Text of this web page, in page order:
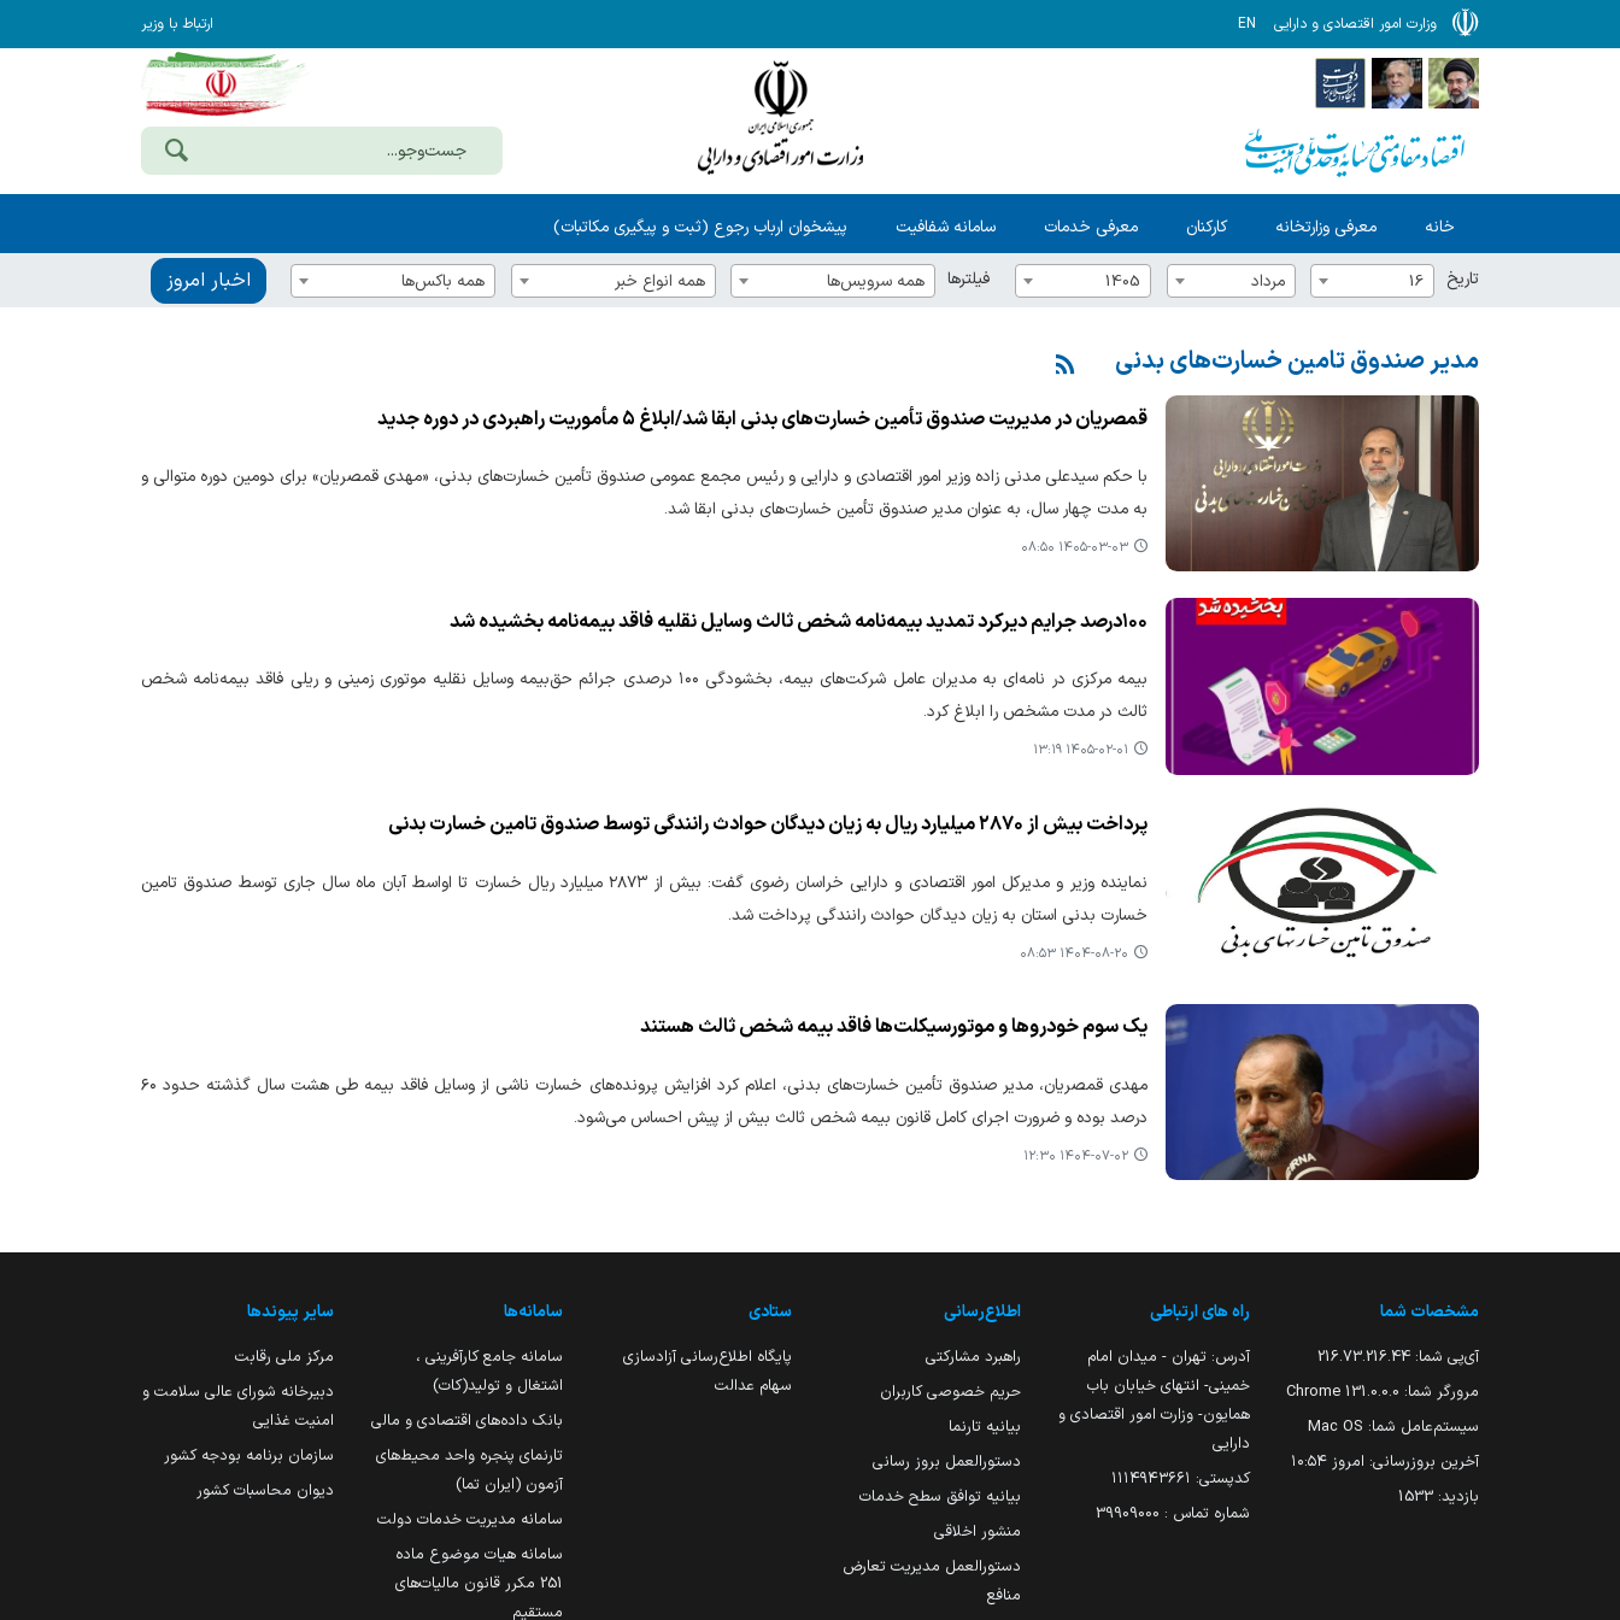
وزارت امور اقتصادی و دارایی EN ارتباط با وزیر
خانه معرفی وزارتخانه کارکنان معرفی خدمات سامانه شفافیت پیشخوان ارباب رجوع (ثبت و پیگیری مکاتبات)
تاریخ 16 مرداد 1405 فیلترها همه سرویس‌ها همه انواع خبر همه باکس‌ها اخبار امروز
مدیر صندوق تامین خسارت‌های بدنی
قمصریان در مدیریت صندوق تأمین خسارت‌های بدنی ابقا شد/ابلاغ ۵ مأموریت راهبردی در دوره جدید
با حکم سیدعلی مدنی زاده وزیر امور اقتصادی و دارایی و رئیس مجمع عمومی صندوق تأمین خسارت‌های بدنی، «مهدی قمصریان» برای دومین دوره متوالی و
به مدت چهار سال، به عنوان مدیر صندوق تأمین خسارت‌های بدنی ابقا شد.
۱۴۰۵-۰۳-۰۳ ۰۸:۵۰
۱۰۰درصد جرایم دیرکرد تمدید بیمه‌نامه شخص ثالث وسایل نقلیه فاقد بیمه‌نامه بخشیده شد
بیمه مرکزی در نامه‌ای به مدیران عامل شرکت‌های بیمه، بخشودگی ۱۰۰ درصدی جرائم حق‌بیمه وسایل نقلیه موتوری زمینی و ریلی فاقد بیمه‌نامه شخص
ثالث در مدت مشخص را ابلاغ کرد.
۱۴۰۵-۰۲-۰۱ ۱۳:۱۹
پرداخت بیش از ۲۸۷۰ میلیارد ریال به زیان‌ دیدگان حوادث رانندگی توسط صندوق تامین خسارت بدنی
نماینده وزیر و مدیرکل امور اقتصادی و دارایی خراسان رضوی گفت: بیش از ۲۸۷۳ میلیارد ریال خسارت تا اواسط آبان ماه سال جاری توسط صندوق تامین
خسارت بدنی استان به زیان دیدگان حوادث رانندگی پرداخت شد.
۱۴۰۴-۰۸-۲۰ ۰۸:۵۳
یک سوم خودروها و موتورسیکلت‌ها فاقد بیمه شخص ثالث هستند
مهدی قمصریان، مدیر صندوق تأمین خسارت‌های بدنی، اعلام کرد افزایش پرونده‌های خسارت ناشی از وسایل فاقد بیمه طی هشت سال گذشته حدود ۶۰
درصد بوده و ضرورت اجرای کامل قانون بیمه شخص ثالث بیش از پیش احساس می‌شود.
۱۴۰۴-۰۷-۰۲ ۱۲:۳۰
مشخصات شما
آی‌پی شما: 216.73.216.44
مرورگر شما: 131.0.0.0 Chrome
سیستم‌عامل شما: Mac OS
آخرین بروزرسانی: امروز ۱۰:۵۴
بازدید: 1533
راه های ارتباطی
آدرس: تهران - میدان امام
خمینی- انتهای خیابان باب
همایون- وزارت امور اقتصادی و
دارایی
کدپستی: ۱۱۱۴۹۴۳۶۶۱
شماره تماس : 39909000
اطلاع‌رسانی
راهبرد مشارکتی
حریم خصوصی کاربران
بیانیه تارنما
دستورالعمل بروز رسانی
بیانیه توافق سطح خدمات
منشور اخلاقی
دستورالعمل مدیریت تعارض
منافع
ستادی
پایگاه اطلاع‌رسانی آزادسازی
سهام عدالت
سامانه‌ها
سامانه جامع کارآفرینی ،
اشتغال و تولید(کات)
بانک داده‌های اقتصادی و مالی
تارنمای پنجره واحد محیط‌های
آزمون (ایران تما)
سامانه مدیریت خدمات دولت
سامانه هیات موضوع ماده
251 مکرر قانون مالیات‌های
مستقیم
سایر پیوندها
مرکز ملی رقابت
دبیرخانه شورای عالی سلامت و
امنیت غذایی
سازمان برنامه بودجه کشور
دیوان محاسبات کشور